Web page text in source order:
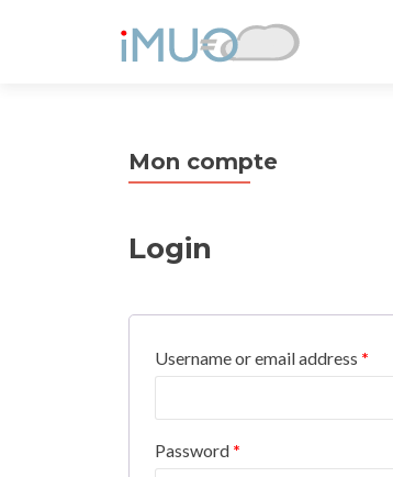
Mon compte
Login
Username or email address *
Password *